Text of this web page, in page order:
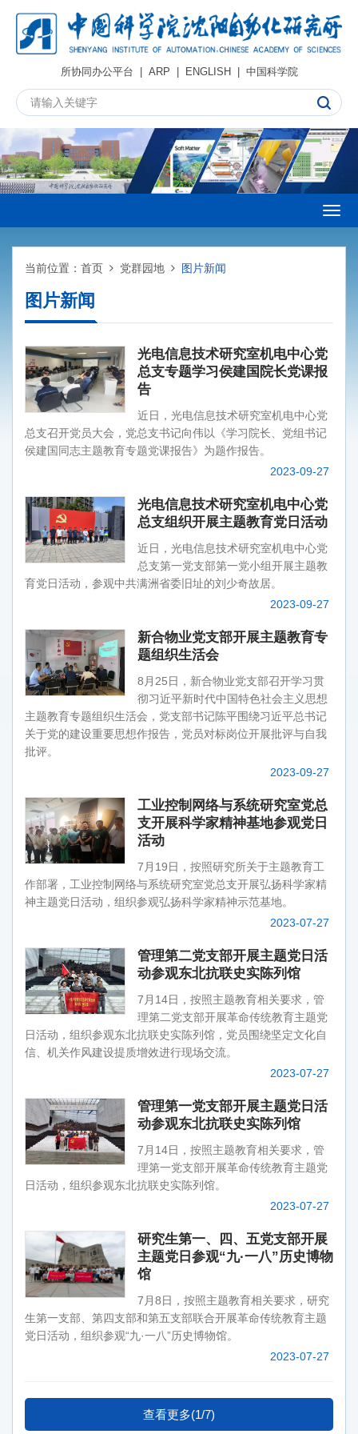
所协同办公平台 | ARP | ENGLISH| 中国科学院
当前位置： 首页 党群园地 图片新闻
图片新闻
光电信息技术研究室机电中心党
总支专题学习侯建国院长党课报
告
近日，光电信息技术研究室机电中心党
总支召开党员大会，党总支书记向伟以《学习院长、党组书记
侯建国同志主题教育专题党课报告》为题作报告。
2023-09-27
光电信息技术研究室机电中心党
总支组织开展主题教育党日活动
近日，光电信息技术研究室机电中心党
总支第一党支部第一党小组开展主题教
育党日活动，参观中共满洲省委旧址的刘少奇故居。
2023-09-27
新合物业党支部开展主题教育专
题组织生活会
8月25日，新合物业党支部召开学习贯
彻习近平新时代中国特色社会主义思想
主题教育专题组织生活会，党支部书记陈平围绕习近平总书记
关于党的建设重要思想作报告，党员对标岗位开展批评与自我
批评。
2023-09-27
工业控制网络与系统研究室党总
支开展科学家精神基地参观党日
活动
7月19日，按照研究所关于主题教育工
作部署，工业控制网络与系统研究室党总支开展弘扬科学家精
神主题党日活动，组织参观弘扬科学家精神示范基地。
2023-07-27
管理第二党支部开展主题党日活
动参观东北抗联史实陈列馆
7月14日，按照主题教育相关要求，管
理第二党支部开展革命传统教育主题党
日活动，组织参观东北抗联史实陈列馆，党员围绕坚定文化自
信、机关作风建设提质增效进行现场交流。
2023-07-27
管理第一党支部开展主题党日活
动参观东北抗联史实陈列馆
7月14日，按照主题教育相关要求，管
理第一党支部开展革命传统教育主题党
日活动，组织参观东北抗联史实陈列馆。
2023-07-27
研究生第一、四、五党支部开展
主题党日参观“九·一八”历史博物
馆
7月8日，按照主题教育相关要求，研究
生第一支部、第四支部和第五支部联合开展革命传统教育主题
党日活动，组织参观“九·一八”历史博物馆。
2023-07-27
查看更多(1/7)